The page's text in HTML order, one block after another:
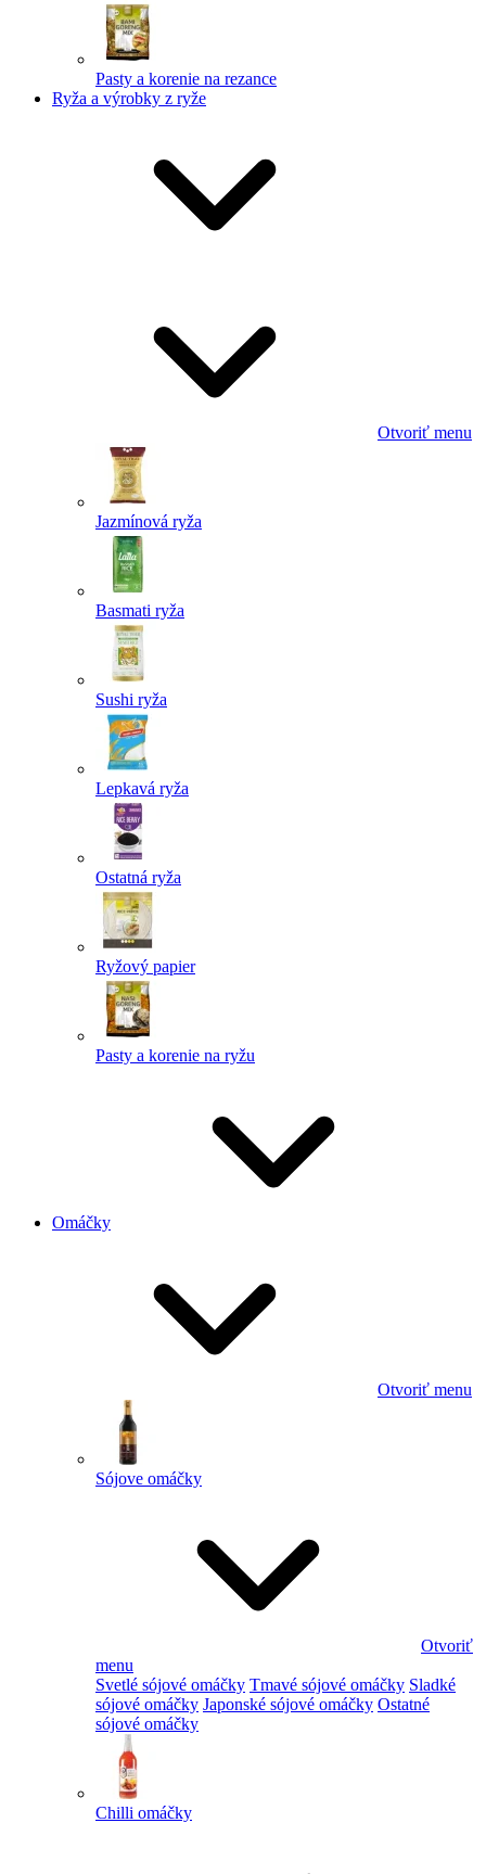
Pasty a korenie na rezance
Ryža a výrobky z ryže
Otvoriť menu
Jazmínová ryža
Basmati ryža
Sushi ryža
Lepkavá ryža
Ostatná ryža
Ryžový papier
Pasty a korenie na ryžu
Omáčky
Otvoriť menu
Sójove omáčky
Otvoriť
menu
Svetlé sójové omáčky Tmavé sójové omáčky Sladké
sójové omáčky Japonské sójové omáčky Ostatné
sójové omáčky
Chilli omáčky